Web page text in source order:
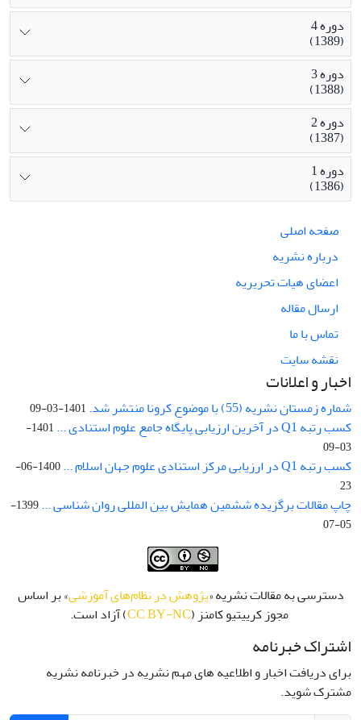
دوره 4
(1389)
دوره 3
(1388)
دوره 2
(1387)
دوره 1
(1386)
صفحه اصلی
درباره نشریه
اعضای هیات تحریریه
ارسال مقاله
تماس با ما
نقشه سایت
اخبار و اعلانات
شماره زمستان نشریه (55) با موضوع کرونا منتشر شد. 1401-03-09
کسب رتبه Q1 در آخرین ارزیابی پایگاه جامع علوم استنادی ...
1401-
03-09
کسب رتبه Q1 در ارزیابی مرکز استنادی علوم جهان اسلام ...
1400-06-
23
چاپ مقالات برگزیده ششمین همایش بین المللی روان شناسی ...
1399-
05-07
دسترسی به مقالات نشریه «پژوهش در نظام‌های آموزشی» بر اساس
مجوز کرییتیو کامنز (CC BY-NC) آزاد است.
اشتراک خبرنامه
برای دریافت اخبار و اطلاعیه های مهم نشریه در خبرنامه نشریه
مشترک شوید.